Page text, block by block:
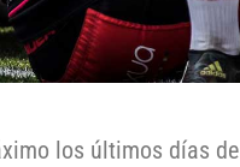
los últimos días de